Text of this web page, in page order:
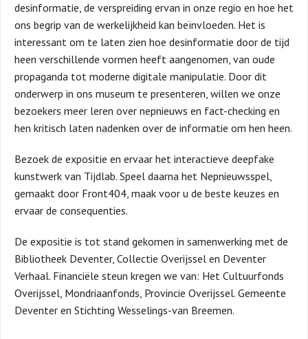
desinformatie, de verspreiding ervan in onze regio en hoe het
ons begrip van de werkelijkheid kan beïnvloeden. Het is
interessant om te laten zien hoe desinformatie door de tijd
heen verschillende vormen heeft aangenomen, van oude
propaganda tot moderne digitale manipulatie. Door dit
onderwerp in ons museum te presenteren, willen we onze
bezoekers meer leren over nepnieuws en fact-checking en
hen kritisch laten nadenken over de informatie om hen heen.
Bezoek de expositie en ervaar het interactieve deepfake
kunstwerk van Tijdlab. Speel daarna het Nepnieuwsspel,
gemaakt door Front404, maak voor u de beste keuzes en
ervaar de consequenties.
De expositie is tot stand gekomen in samenwerking met de
Bibliotheek Deventer, Collectie Overijssel en Deventer
Verhaal. Financiële steun kregen we van: Het Cultuurfonds
Overijssel, Mondriaanfonds, Provincie Overijssel. Gemeente
Deventer en Stichting Wesselings-van Breemen.